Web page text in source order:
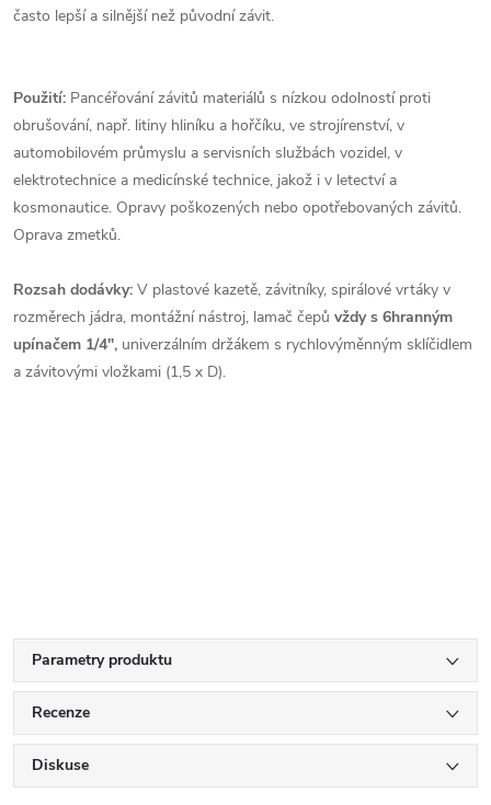
často lepší a silnější než původní závit.
Použití: Pancéřování závitů materiálů s nízkou odolností proti
obrušování, např. litiny hliníku a hořčíku, ve strojírenství, v
automobilovém průmyslu a servisních službách vozidel, v
elektrotechnice a medicínské technice, jakož i v letectví a
kosmonautice. Opravy poškozených nebo opotřebovaných závitů.
Oprava zmetků.
Rozsah dodávky: V plastové kazetě, závitníky, spirálové vrtáky v
rozměrech jádra, montážní nástroj, lamač čepů vždy s 6hranným
upínačem 1/4", univerzálním držákem s rychlovýměnným sklíčidlem
a závitovými vložkami (1,5 x D).
Parametry produktu
Recenze
Diskuse